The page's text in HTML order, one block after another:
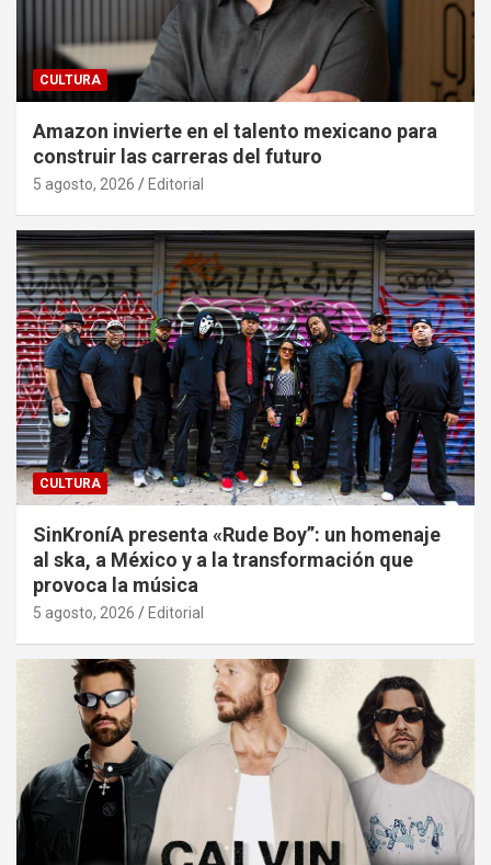
CULTURA
Amazon invierte en el talento mexicano para
construir las carreras del futuro
5 agosto, 2026 Editorial
CULTURA
SinKroníA presenta «Rude Boy”: un homenaje
al ska, a México y a la transformación que
provoca la música
5 agosto, 2026 Editorial